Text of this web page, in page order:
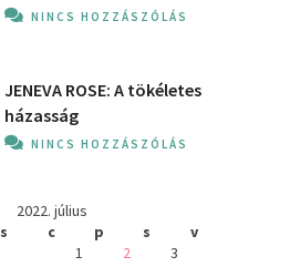
NINCS HOZZÁSZÓLÁS
JENEVA ROSE: A ​tökéletes
házasság
NINCS HOZZÁSZÓLÁS
2022. július
s c p s
v
1
2
3